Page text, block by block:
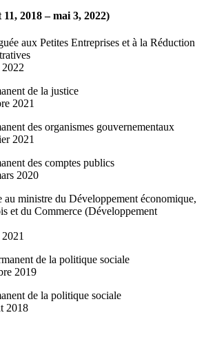
2018 – mai 3, 2022)
aux Petites Entreprises et à la Réduction
de la justice
2021
des organismes gouvernementaux
2021
des comptes publics
2020
au ministre du Développement économique,
et du Commerce (Développement
de la politique sociale
2019
de la politique sociale
2018